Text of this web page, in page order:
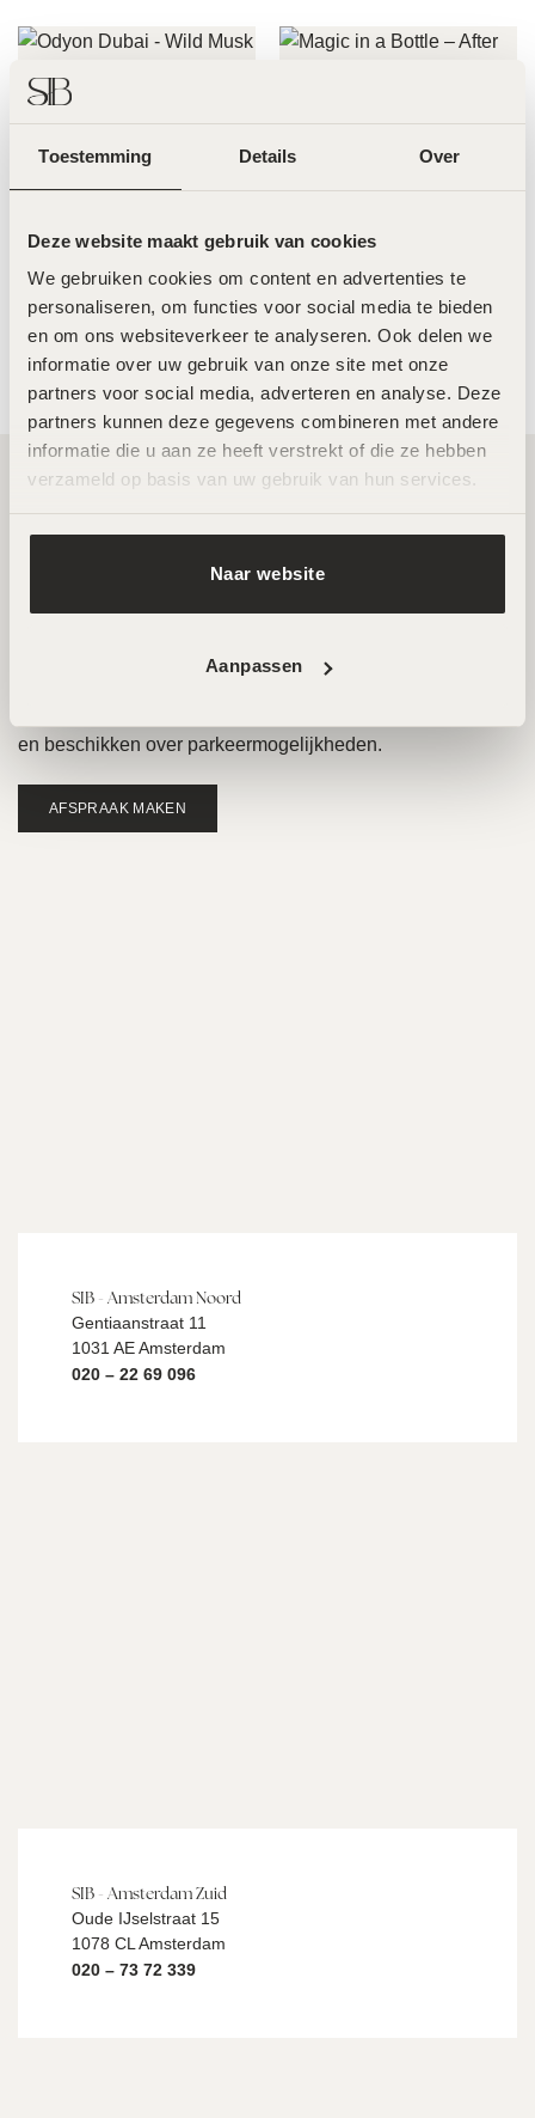
Toestemming Details Over
Deze website maakt gebruik van cookies
We gebruiken cookies om content en advertenties te
personaliseren, om functies voor social media te bieden
en om ons websiteverkeer te analyseren. Ook delen we
informatie over uw gebruik van onze site met onze
partners voor social media, adverteren en analyse. Deze
partners kunnen deze gegevens combineren met andere
informatie die u aan ze heeft verstrekt of die ze hebben
verzameld op basis van uw gebruik van hun services.
Naar website
Aanpassen
Odyon Dubai – Wild Musk –
140,00
Oil for Stretch Marks & Scars
MeLine Ethnic Skin Day – 30ml
47,50
€189,00
Twee toplocaties in Amsterdam Noord en
hoogwaardige salons in Amsterdam Noord en Zuid. Hier
en beschikken over parkeermogelijkheden.
AFSPRAAK MAKEN
SIB - Amsterdam Noord
Gentiaanstraat 11
1031 AE Amsterdam
020 – 22 69 096
SIB - Amsterdam Zuid
Oude IJselstraat 15
1078 CL Amsterdam
020 – 73 72 339